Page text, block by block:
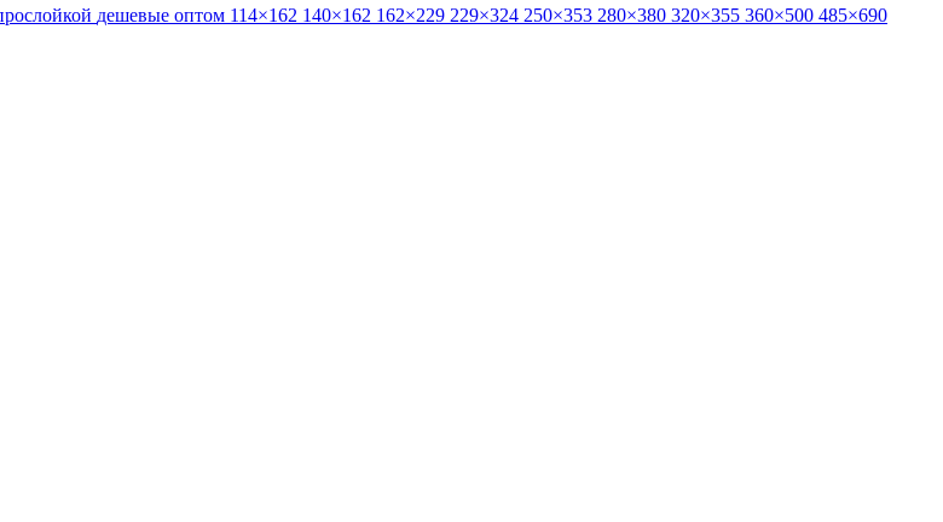
дешевые оптом 114×162 140×162 162×229 229×324 250×353 280×380 320×355 360×500 485×690